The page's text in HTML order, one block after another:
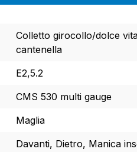
Colletto girocollo/dolce
cantenella
E2,5.2
CMS 530 multi gauge
Maglia
Davanti, Dietro, Manica